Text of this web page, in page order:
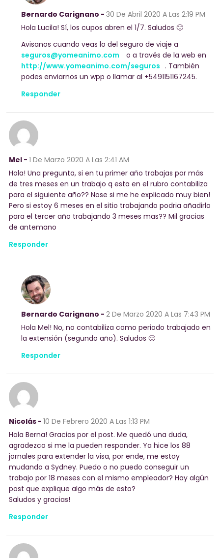
Bernardo Carignano - 30 De Abril 2020 A Las 2:19 PM
Hola Lucila! Sí, los cupos abren el 1/7. Saludos 🙂
Avisanos cuando veas lo del seguro de viaje a
seguros@yomeanimo.com
o a través de la web en
http://www.yomeanimo.com/seguros . También
podes enviarnos un wpp o llamar al +5491151167245.
Responder
Mel - 1 De Marzo 2020 A Las 2:41 AM
Hola! Una pregunta, si en tu primer año trabajas por más
de tres meses en un trabajo q esta en el rubro contabiliza
para el siguiente año?? Nose si me he explicado muy bien!
Pero si estoy 6 meses en el sitio trabajando podria añadirlo
para el tercer año trabajando 3 meses mas?? Mil gracias
de antemano
Responder
Bernardo Carignano - 2 De Marzo 2020 A Las 7:43 PM
Hola Mel! No, no contabiliza como periodo trabajado en
la extensión (segundo año). Saludos 🙂
Responder
Nicolás - 10 De Febrero 2020 A Las 1:13 PM
Hola Berna! Gracias por el post. Me quedó una duda,
agradezco si me la pueden responder. Ya hice los 88
jornales para extender la visa, por ende, me estoy
mudando a Sydney. Puedo o no puedo conseguir un
trabajo por 18 meses con el mismo empleador? Hay algún
post que explique algo más de esto?
Saludos y gracias!
Responder